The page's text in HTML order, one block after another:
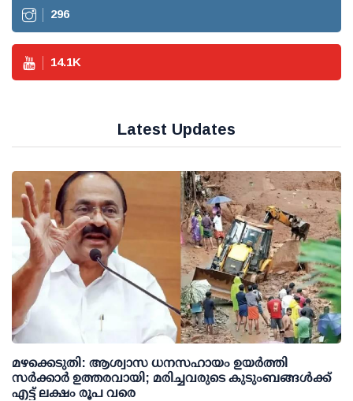
296
14.1K
Latest Updates
മഴക്കെടുതി: ആശ്വാസ ധനസഹായം ഉയര്‍ത്തി
സര്‍ക്കാര്‍ ഉത്തരവായി; മരിച്ചവരുടെ കുടുംബങ്ങള്‍ക്ക്
എട്ട് ലക്ഷം രൂപ വരെ